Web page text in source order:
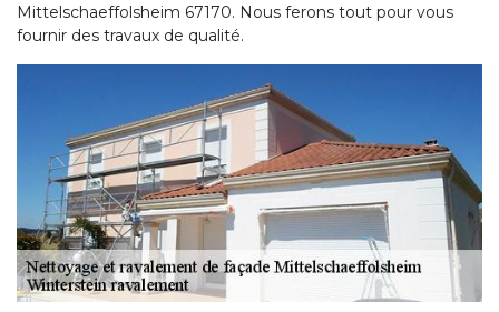
Mittelschaeffolsheim 67170. Nous ferons tout pour vous
fournir des travaux de qualité.